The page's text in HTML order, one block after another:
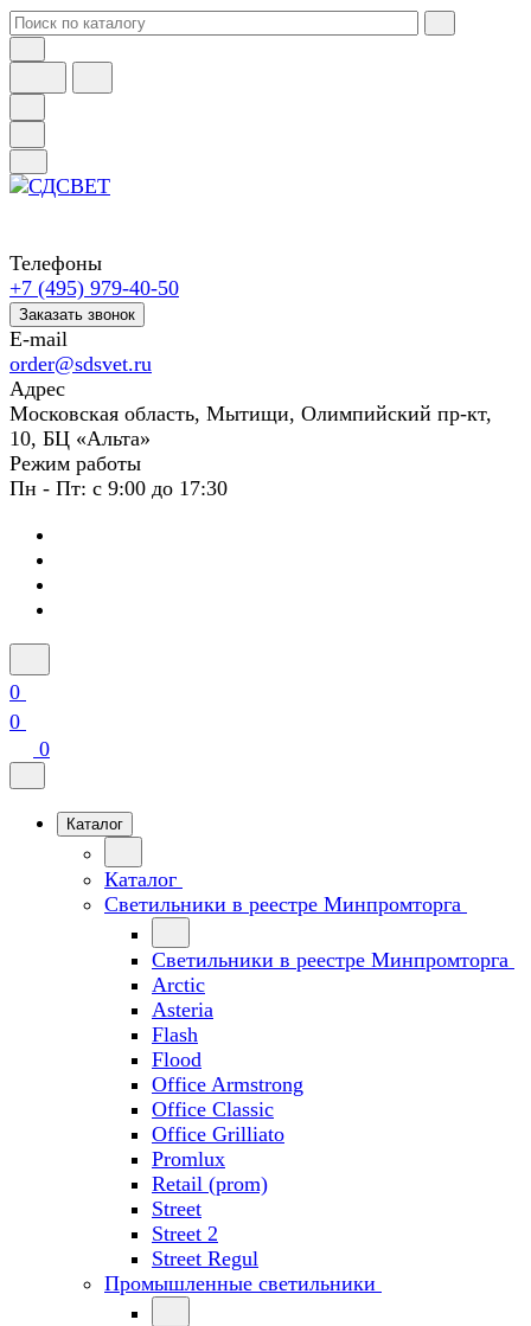
Телефоны
+7 (495) 979-40-50
Заказать звонок
E-mail
order@sdsvet.ru
Адрес
Московская область, Мытищи, Олимпийский пр-кт,
10, БЦ «Альта»
Режим работы
Пн - Пт: с 9:00 до 17:30
0
0
0
Каталог
Каталог
Светильники в реестре Минпромторга
Светильники в реестре Минпромторга
Arctic
Asteria
Flash
Flood
Office Armstrong
Office Classic
Office Grilliato
Promlux
Retail (prom)
Street
Street 2
Street Regul
Промышленные светильники